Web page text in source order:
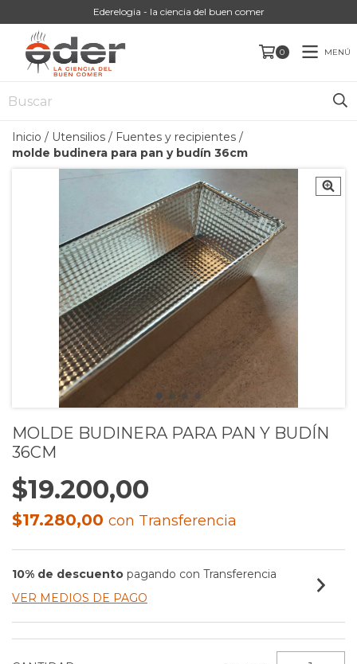
Ederelogia - la ciencia del buen comer
0 MENÚ
Inicio / Utensilios / Fuentes y recipientes /
molde budinera para pan y budín 36cm
MOLDE BUDINERA PARA PAN Y BUDÍN
36CM
$19.200,00
$17.280,00 con Transferencia
10% de descuento pagando con Transferencia
VER MEDIOS DE PAGO